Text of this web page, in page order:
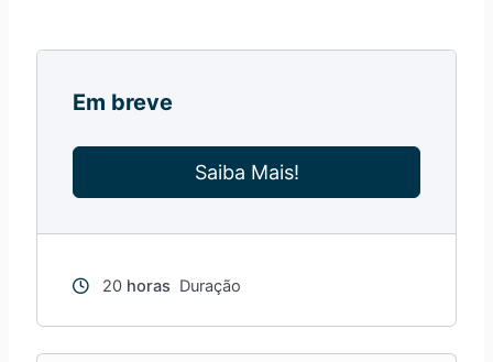
Em breve
Saiba Mais!
20 horas Duração